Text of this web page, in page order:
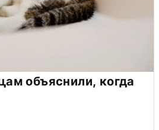
объяснили, когда